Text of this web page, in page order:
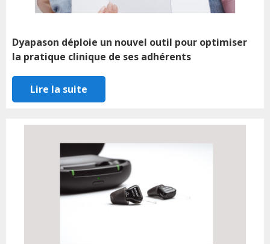
Dyapason déploie un nouvel outil pour optimiser
la pratique clinique de ses adhérents
Lire la suite